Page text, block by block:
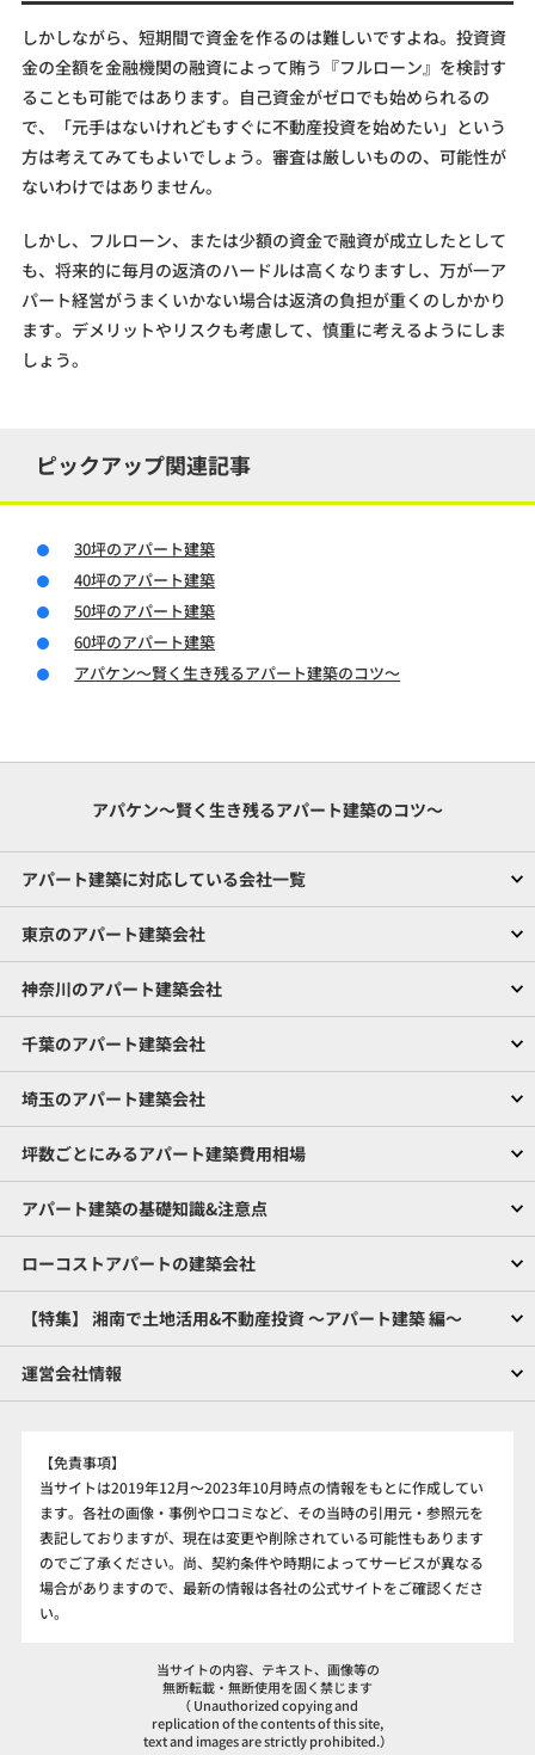
しかしながら、短期間で資金を作るのは難しいですよね。投資資
金の全額を金融機関の融資によって賄う『フルローン』を検討す
ることも可能ではあります。自己資金がゼロでも始められるの
で、「元手はないけれどもすぐに不動産投資を始めたい」という
方は考えてみてもよいでしょう。審査は厳しいものの、可能性が
ないわけではありません。
しかし、フルローン、または少額の資金で融資が成立したとして
も、将来的に毎月の返済のハードルは高くなりますし、万が一ア
パート経営がうまくいかない場合は返済の負担が重くのしかかり
ます。デメリットやリスクも考慮して、慎重に考えるようにしま
しょう。
ピックアップ関連記事
30坪のアパート建築
40坪のアパート建築
50坪のアパート建築
60坪のアパート建築
アパケン～賢く生き残るアパート建築のコツ～
アパケン～賢く生き残るアパート建築のコツ～
アパート建築に対応している会社一覧
東京のアパート建築会社
神奈川のアパート建築会社
千葉のアパート建築会社
埼玉のアパート建築会社
坪数ごとにみるアパート建築費用相場
アパート建築の基礎知識&注意点
ローコストアパートの建築会社
【特集】 湘南で土地活用&不動産投資 ～アパート建築 編～
運営会社情報
【免責事項】
当サイトは2019年12月～2023年10月時点の情報をもとに作成してい
ます。各社の画像・事例や口コミなど、その当時の引用元・参照元を
表記しておりますが、現在は変更や削除されている可能性もあります
のでご了承ください。尚、契約条件や時期によってサービスが異なる
場合がありますので、最新の情報は各社の公式サイトをご確認くださ
い。
当サイトの内容、テキスト、画像等の
無断転載・無断使用を固く禁じます
（ Unauthorized copying and
replication of the contents of this site,
text and images are strictly prohibited.）